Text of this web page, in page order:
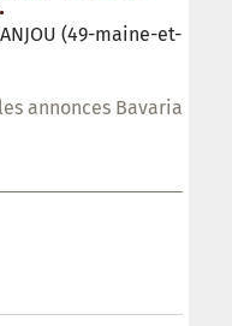
(49-maine-et-
annonces Bavaria